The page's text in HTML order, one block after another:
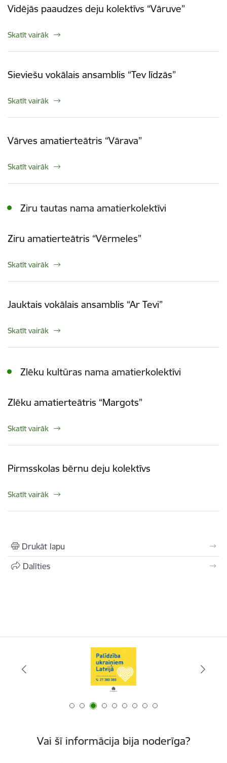
Vidējās paaudzes deju kolektīvs “Vāruve”
Skatīt vairāk
Sieviešu vokālais ansamblis “Tev līdzās”
Skatīt vairāk
Vārves amatierteātris “Vārava”
Skatīt vairāk
Ziru tautas nama amatierkolektīvi
Ziru amatierteātris “Vērmeles”
Skatīt vairāk
Jauktais vokālais ansamblis “Ar Tevi”
Skatīt vairāk
Zlēku kultūras nama amatierkolektīvi
Zlēku amatierteātris “Margots”
Skatīt vairāk
Pirmsskolas bērnu deju kolektīvs
Skatīt vairāk
Drukāt lapu
Dalīties
Vai šī informācija bija noderīga?